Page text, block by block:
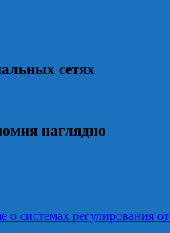
сетях
наглядно
о системах регулирования